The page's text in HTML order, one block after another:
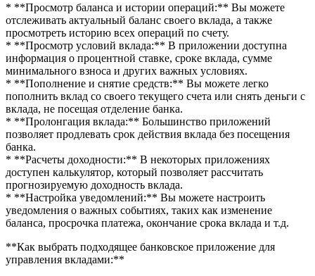
* **Просмотр баланса и истории операций:** Вы можете
отслеживать актуальный баланс своего вклада, а также
просмотреть историю всех операций по счету.
* **Просмотр условий вклада:** В приложении доступна
информация о процентной ставке, сроке вклада, сумме
минимального взноса и других важных условиях.
* **Пополнение и снятие средств:** Вы можете легко
пополнить вклад со своего текущего счета или снять деньги с
вклада, не посещая отделение банка.
* **Пролонгация вклада:** Большинство приложений
позволяет продлевать срок действия вклада без посещения
банка.
* **Расчеты доходности:** В некоторых приложениях
доступен калькулятор, который позволяет рассчитать
прогнозируемую доходность вклада.
* **Настройка уведомлений:** Вы можете настроить
уведомления о важных событиях, таких как изменение
баланса, просрочка платежа, окончание срока вклада и т.д.
**Как выбрать подходящее банковское приложение для
управления вкладами:**